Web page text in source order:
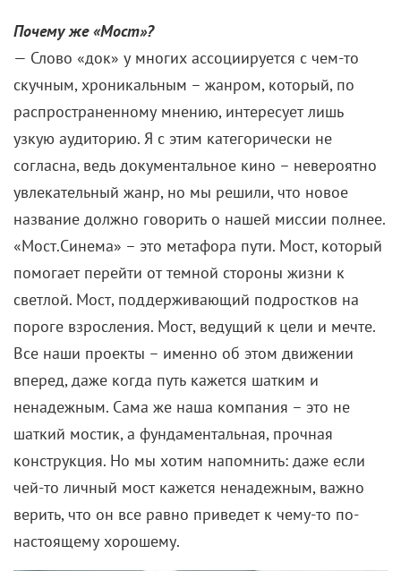
Почему же «Мост»?
— Слово «док» у многих ассоциируется с чем-то
скучным, хроникальным – жанром, который, по
распространенному мнению, интересует лишь
узкую аудиторию. Я с этим категорически не
согласна, ведь документальное кино – невероятно
увлекательный жанр, но мы решили, что новое
название должно говорить о нашей миссии полнее.
«Мост.Синема» – это метафора пути. Мост, который
помогает перейти от темной стороны жизни к
светлой. Мост, поддерживающий подростков на
пороге взросления. Мост, ведущий к цели и мечте.
Все наши проекты – именно об этом движении
вперед, даже когда путь кажется шатким и
ненадежным. Сама же наша компания – это не
шаткий мостик, а фундаментальная, прочная
конструкция. Но мы хотим напомнить: даже если
чей-то личный мост кажется ненадежным, важно
верить, что он все равно приведет к чему-то по-
настоящему хорошему.